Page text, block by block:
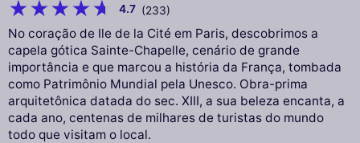
4.7 (233)
No coração de Ile de la Cité em Paris, descobrimos a
capela gótica Sainte-Chapelle, cenário de grande
importância e que marcou a história da França, tombada
como Patrimônio Mundial pela Unesco. Obra-prima
arquitetônica datada do sec. XIII, a sua beleza encanta, a
cada ano, centenas de milhares de turistas do mundo
todo que visitam o local.